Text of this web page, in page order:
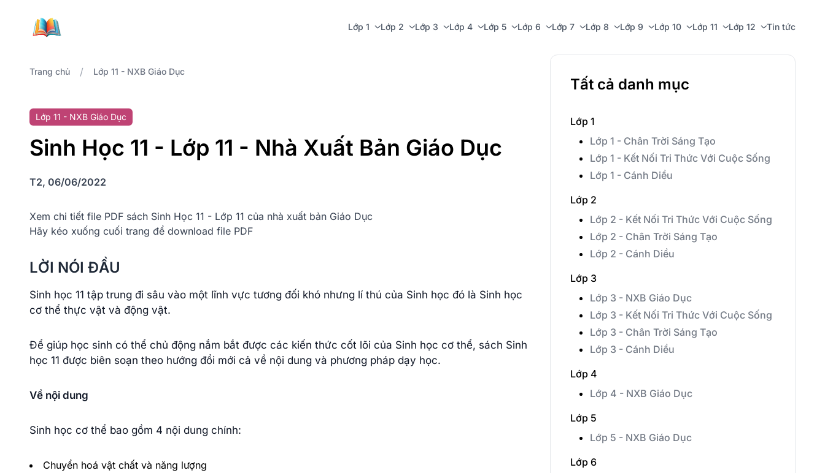
Lớp 1 Lớp 2 Lớp 3 Lớp 4 Lớp 5 Lớp 6 Lớp 7 Lớp 8 Lớp 9 Lớp 10 Lớp 11 Lớp 12 Tin tức
Trang chủ / Lớp 11 - NXB Giáo Dục
Lớp 11 - NXB Giáo Dục
Sinh Học 11 - Lớp 11 - Nhà Xuất Bản Giáo Dục
T2, 06/06/2022
Xem chi tiết file PDF sách Sinh Học 11 - Lớp 11 của nhà xuất bản Giáo Dục
Hãy kéo xuống cuối trang để download file PDF
LỜI NÓI ĐẦU
Sinh học 11 tập trung đi sâu vào một lĩnh vực tương đối khó nhưng lí thú của Sinh học đó là Sinh học
cơ thể thực vật và động vật.
Để giúp học sinh có thể chủ động nắm bắt được các kiến thức cốt lõi của Sinh học cơ thể, sách Sinh
học 11 được biên soạn theo hướng đổi mới cả về nội dung và phương pháp dạy học.
Về nội dung
Sinh học cơ thể bao gồm 4 nội dung chính:
Chuyển hoá vật chất và năng lượng
Tất cả danh mục
Lớp 1
Lớp 1 - Chân Trời Sáng Tạo
Lớp 1 - Kết Nối Tri Thức Với Cuộc Sống
Lớp 1 - Cánh Diều
Lớp 2
Lớp 2 - Kết Nối Tri Thức Với Cuộc Sống
Lớp 2 - Chân Trời Sáng Tạo
Lớp 2 - Cánh Diều
Lớp 3
Lớp 3 - NXB Giáo Dục
Lớp 3 - Kết Nối Tri Thức Với Cuộc Sống
Lớp 3 - Chân Trời Sáng Tạo
Lớp 3 - Cánh Diều
Lớp 4
Lớp 4 - NXB Giáo Dục
Lớp 5
Lớp 5 - NXB Giáo Dục
Lớp 6